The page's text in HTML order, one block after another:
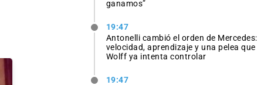
ganamos”
19:47
Antonelli cambió el orden de Mercedes:
velocidad, aprendizaje y una pelea que
Wolff ya intenta controlar
19:47